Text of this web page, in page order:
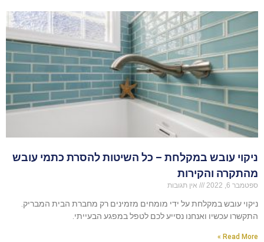
ניקוי עובש במקלחת – כל השיטות להסרת כתמי עובש
מהתקרה והקירות
ספטמבר 6, 2022 אין תגובות
ניקוי עובש במקלחת על ידי מומחים מזמינים רק מחברת הבית המבריק.
התקשרו עכשיו ואנחנו נסייע לכם לטפל במפגע הבעייתי.
Read More »